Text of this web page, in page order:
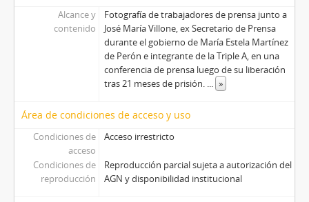
Alcance y
contenido
Fotografía de trabajadores de prensa junto a
José María Villone, ex Secretario de Prensa
durante el gobierno de María Estela Martínez
de Perón e integrante de la Triple A, en una
conferencia de prensa luego de su liberación
tras 21 meses de prisión. ... »
Área de condiciones de acceso y uso
Condiciones de
acceso
Acceso irrestricto
Condiciones de
reproducción
Reproducción parcial sujeta a autorización del
AGN y disponibilidad institucional